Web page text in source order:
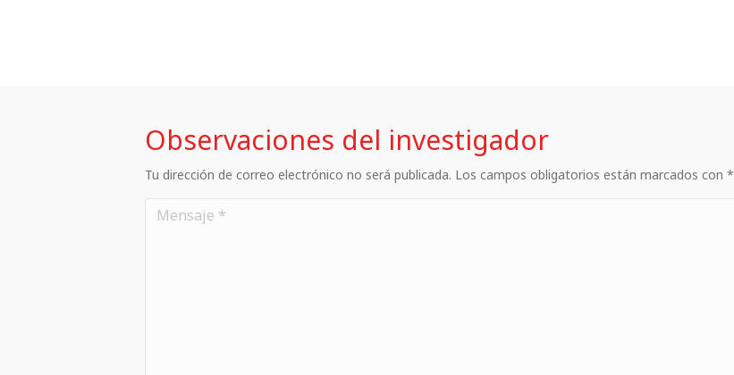
Observaciones del investigador
Tu dirección de correo electrónico no será publicada. Los campos obligatorios están marcados con *